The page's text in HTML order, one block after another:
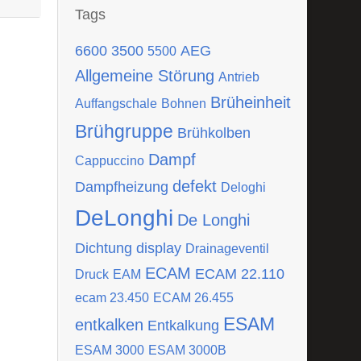
Tags
6600 3500 5500 AEG
Allgemeine Störung Antrieb
Auffangschale Bohnen Brüheinheit
Brühgruppe Brühkolben
Cappuccino Dampf
Dampfheizung defekt Deloghi
DeLonghi De Longhi
Dichtung display Drainageventil
Druck EAM ECAM ECAM 22.110
ecam 23.450 ECAM 26.455
entkalken Entkalkung ESAM
ESAM 3000 ESAM 3000B